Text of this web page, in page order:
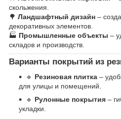
скольжения.
🌳 Ландшафтный дизайн –
декоративных элементов.
🏭 Промышленные объекты –
складов и производств.
Варианты покрытий из
🔹 Резиновая плитка –
для улицы и помещений.
🔹 Рулонные покрытия –
укладки.